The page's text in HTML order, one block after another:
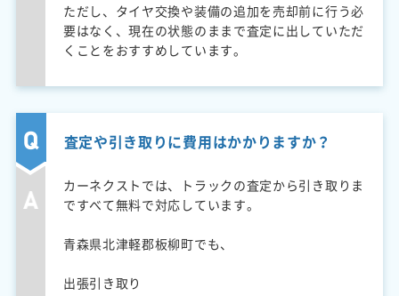
ただし、タイヤ交換や装備の追加を売却前に行う必
要はなく、現在の状態のままで査定に出していただ
くことをおすすめしています。
査定や引き取りに費用はかかりますか？
カーネクストでは、トラックの査定から引き取りま
ですべて無料で対応しています。
青森県北津軽郡板柳町でも、
出張引き取り